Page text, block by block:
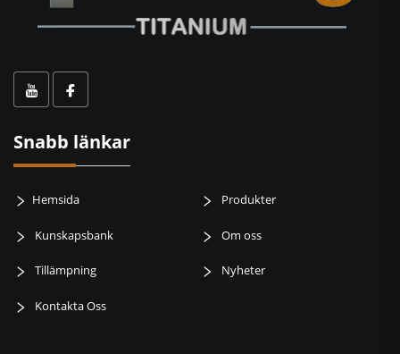
Snabb länkar
Hemsida Produkter
Kunskapsbank Om oss
Tillämpning Nyheter
Kontakta Oss